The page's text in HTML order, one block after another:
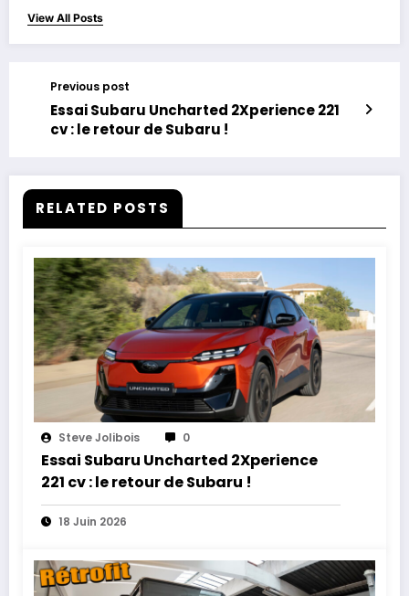
View All Posts
Previous post
Essai Subaru Uncharted 2Xperience 221
cv : le retour de Subaru !
RELATED POSTS
Steve Jolibois 0
Essai Subaru Uncharted 2Xperience
221 cv : le retour de Subaru !
18 Juin 2026